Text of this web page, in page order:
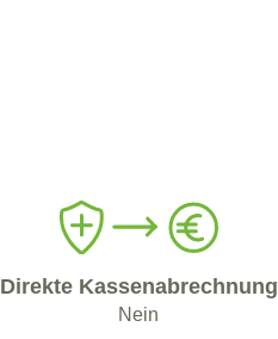
Direkte Kassenabrechnung
Nein